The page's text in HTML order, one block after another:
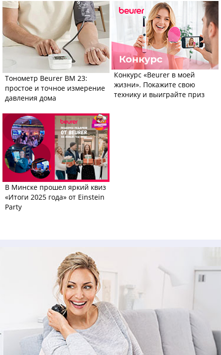
Тонометр Beurer BM 23:
простое и точное измерение
давления дома
Конкурс «Beurer в моей
жизни». Покажите свою
технику и выиграйте приз
В Минске прошел яркий квиз
«Итоги 2025 года» от Einstein
Party